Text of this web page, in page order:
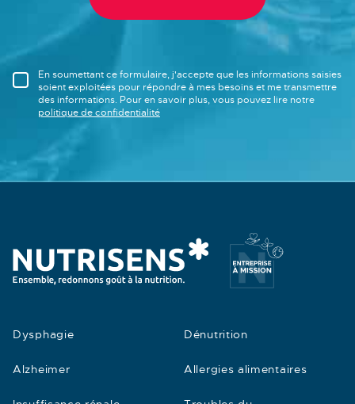
En soumettant ce formulaire, j'accepte que les informations saisies
soient exploitées pour répondre à mes besoins et me transmettre
des informations. Pour en savoir plus, vous pouvez lire notre
politique de confidentialité
Dysphagie Dénutrition
Alzheimer Allergies alimentaires